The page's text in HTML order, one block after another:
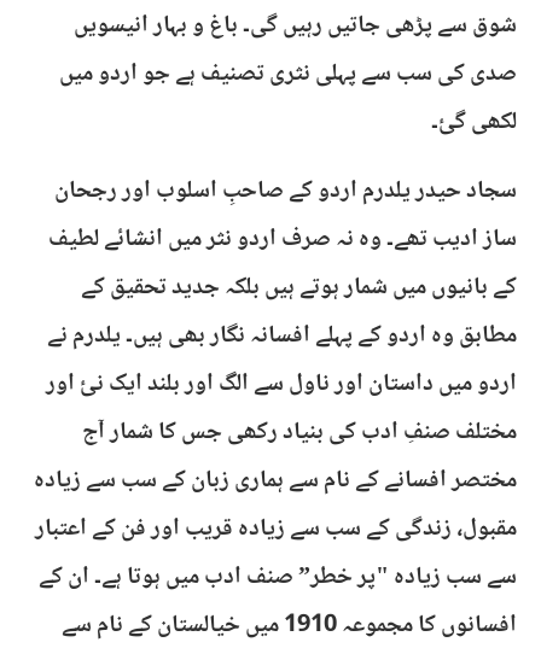
شوق سے پڑھی جاتیں رہیں گی۔ باغ و بہار انیسویں
صدی کی سب سے پہلی نثری تصنیف ہے جو اردو میں
لکھی گئ۔
سجاد حیدر یلدرم اردو کے صاحبِ اسلوب اور رجحان
ساز ادیب تھے۔ وہ نہ صرف اردو نثر میں انشائے لطیف
کے بانیوں میں شمار ہوتے ہیں بلکہ جدید تحقیق کے
مطابق وہ اردو کے پہلے افسانہ نگار بھی ہیں۔ یلدرم نے
اردو میں داستان اور ناول سے الگ اور بلند ایک نئ اور
مختلف صنفِ ادب کی بنیاد رکھی جس کا شمار آج
مختصر افسانے کے نام سے ہماری زبان کے سب سے زیادہ
مقبول، زندگی کے سب سے زیادہ قریب اور فن کے اعتبار
سے سب زیادہ "پر خطر” صنف ادب میں ہوتا ہے۔ ان کے
افسانوں کا مجموعہ 1910 میں خیالستان کے نام سے